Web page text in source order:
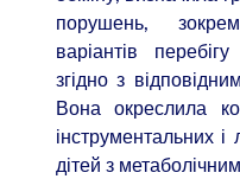
порушень,
варіантів
згідно з
Вона окреслила
інструментальних
дітей з